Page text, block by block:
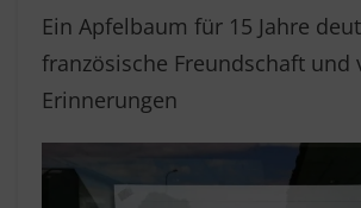
Ein Apfelbaum für 15 Jahre
französische Freundschaft und
Erinnerungen